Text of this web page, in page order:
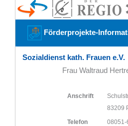
Förderprojekte-
Sozialdienst kath. Frauen e.V.
Frau Waltraud
Anschrift
83209
Telefon
08051-